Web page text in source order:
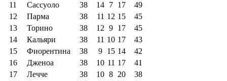
11
Сассуоло 38 14 7 17
49
12
Парма 38 11 12 15
45
13
Торино 38 12 9 17
45
14
Кальяри 38 11 10 17
43
15
Фиорентина 38 9 15 14
42
16
Дженоа 38 10 11 17
41
17
Лечче 38 10 8 20
38